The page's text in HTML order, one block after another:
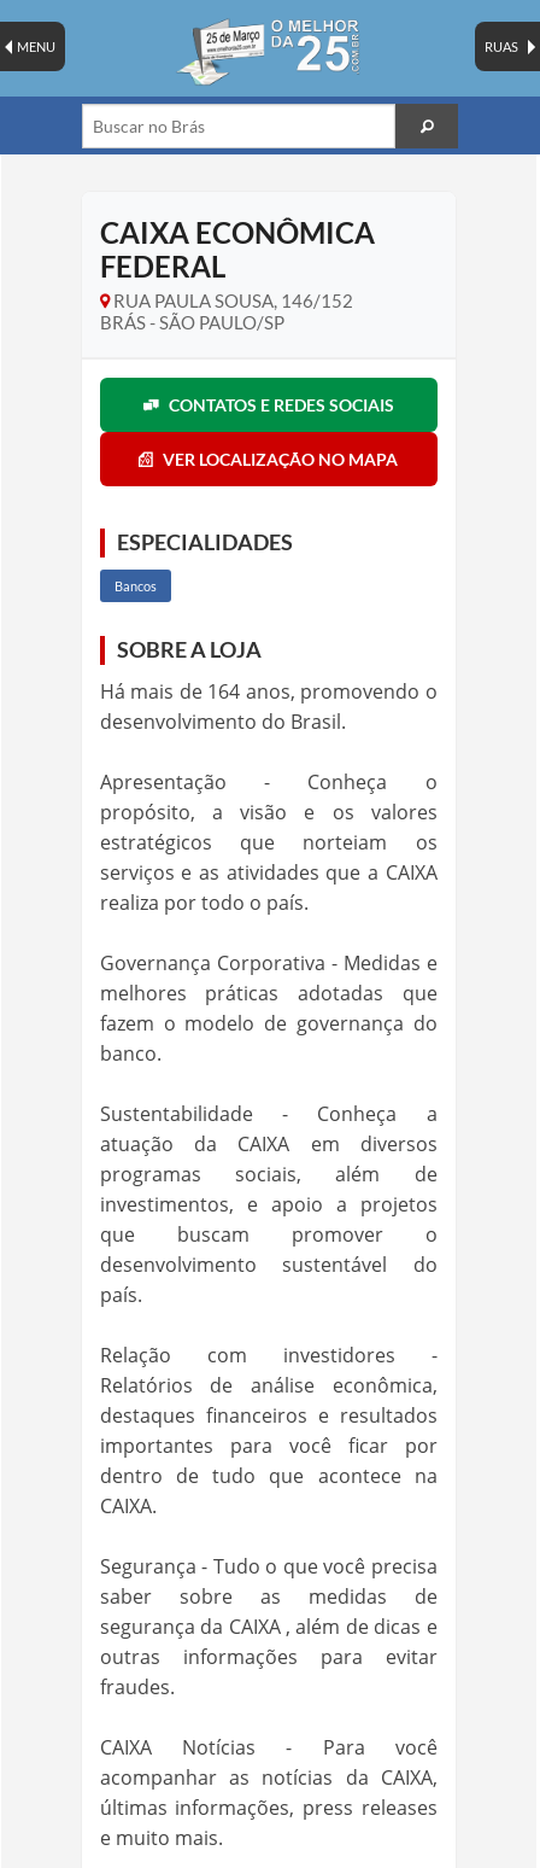
RUAS
MENU
CAIXA ECONÔMICA
FEDERAL
RUA PAULA SOUSA, 146/152
BRÁS - SÃO PAULO/SP
CONTATOS E REDES SOCIAIS
VER LOCALIZAÇÃO NO MAPA
ESPECIALIDADES
Bancos
SOBRE A LOJA
Há mais de 164 anos, promovendo o
desenvolvimento do Brasil.
Apresentação - Conheça o
propósito, a visão e os valores
estratégicos que norteiam os
serviços e as atividades que a CAIXA
realiza por todo o país.
Governança Corporativa - Medidas e
melhores práticas adotadas que
fazem o modelo de governança do
banco.
Sustentabilidade - Conheça a
atuação da CAIXA em diversos
programas sociais, além de
investimentos, e apoio a projetos
que buscam promover o
desenvolvimento sustentável do
país.
Relação com investidores -
Relatórios de análise econômica,
destaques financeiros e resultados
importantes para você ficar por
dentro de tudo que acontece na
CAIXA.
Segurança - Tudo o que você precisa
saber sobre as medidas de
segurança da CAIXA , além de dicas e
outras informações para evitar
fraudes.
CAIXA Notícias - Para você
acompanhar as notícias da CAIXA,
últimas informações, press releases
e muito mais.